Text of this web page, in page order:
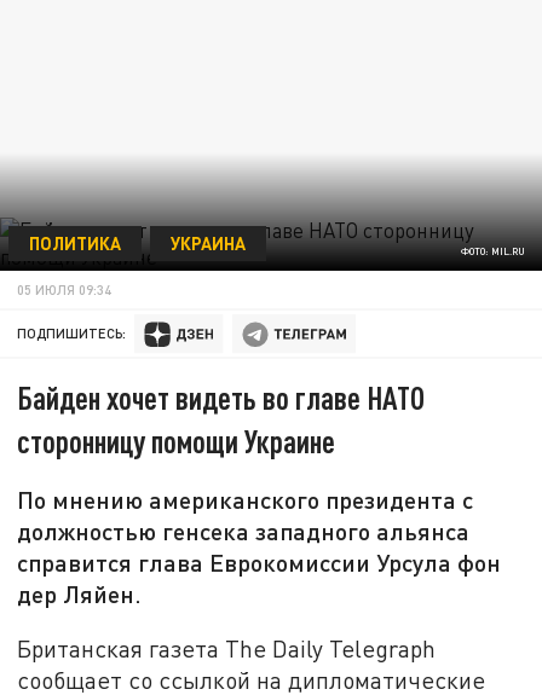
ФОТО: MIL.RU
ПОЛИТИКА УКРАИНА
05 ИЮЛЯ 09:34
ПОДПИШИТЕСЬ:
Байден хочет видеть во главе НАТО
сторонницу помощи Украине
По мнению американского президента с
должностью генсека западного альянса
справится глава Еврокомиссии Урсула фон
дер Ляйен.
Британская газета The Daily Telegraph
сообщает со ссылкой на дипломатические